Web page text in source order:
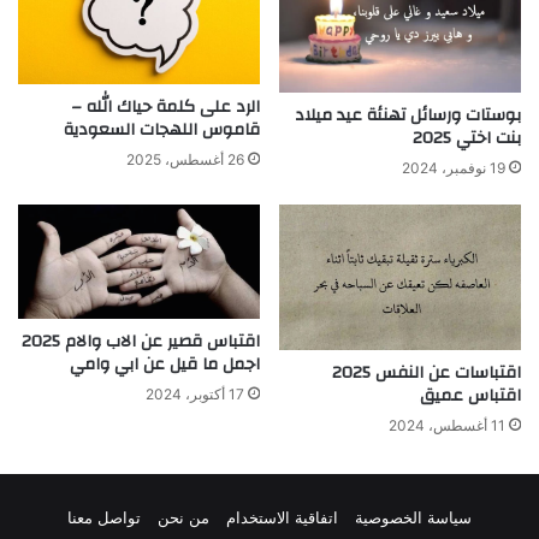
بوستات ورسائل تهنئة عيد ميلاد
بنت اختي 2025
19 نوفمبر، 2024
الرد على كلمة حياك الله –
قاموس اللهجات السعودية
26 أغسطس، 2025
اقتباسات عن النفس 2025
اقتباس عميق
11 أغسطس، 2024
اقتباس قصير عن الاب والام 2025
اجمل ما قيل عن ابي وامي
17 أكتوبر، 2024
سياسة الخصوصية اتفاقية الاستخدام من نحن تواصل معنا